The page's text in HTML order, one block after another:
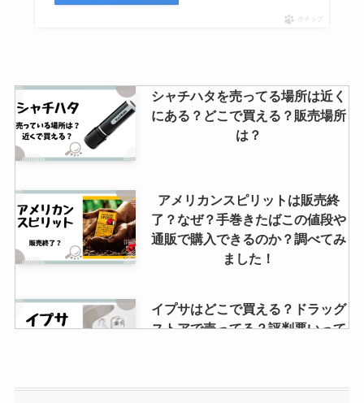
ポチップ
シャチハタを売ってる場所は近く
にある？どこで買える？販売場所
は？
アメリカンスピリットは販売終
了？なぜ？手巻きたばこの値段や
通販で購入できるのか？調べてみ
ました！
イプサはどこで買える？ドラッグ
ストアで売ってる？評判悪いって